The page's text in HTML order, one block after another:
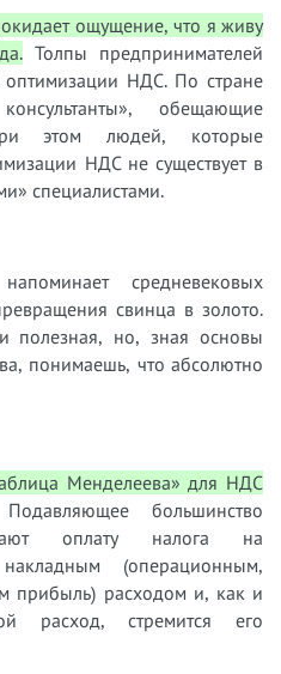
ощущение, что я живу
Толпы предпринимателей
оптимизации НДС. По стране
»,обещающие
этом людей, которые
НДС не существует в
» специалистами.
средневековых
свинца в золото.
полезная, но, зная основы
, понимаешь, что абсолютно
Менделеева» для НДС
большинство
оплату налога на
(операционным,
прибыль) расходом и, как и
расход, стремится его